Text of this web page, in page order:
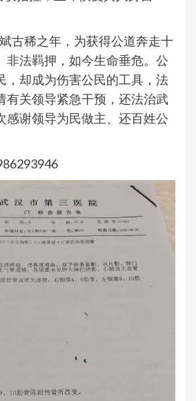
古稀之年，为获得公道奔走十
非法羁押，如今生命垂危。公
，却成为伤害公民的工具，法
有关领导紧急干预，还法治武
感谢领导为民做主、还百姓公